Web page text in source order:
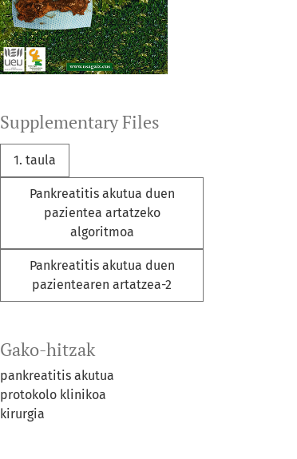
Supplementary Files
1. taula
Pankreatitis akutua duen
pazientea artatzeko
algoritmoa
Pankreatitis akutua duen
pazientearen artatzea-2
Gako-hitzak
pankreatitis akutua
protokolo klinikoa
kirurgia